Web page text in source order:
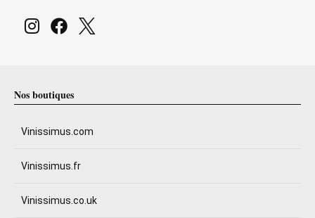
Nos boutiques
Vinissimus.com
Vinissimus.fr
Vinissimus.co.uk